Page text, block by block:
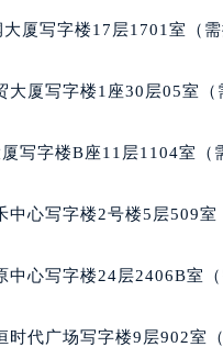
阳区长安路格拉苏蒂售后
山区大同街格拉苏蒂售后
山区新兴大街格拉苏蒂售
区通河路格拉苏蒂售后服
浑江大街格拉苏蒂售后服
人民大街格拉苏蒂售后服
厦写字楼17层1701室（需
厦写字楼1座30层05室（
写字楼B座11层1104室（
心写字楼2号楼5层509室
心写字楼24层2406B室（
代广场写字楼9层902室（